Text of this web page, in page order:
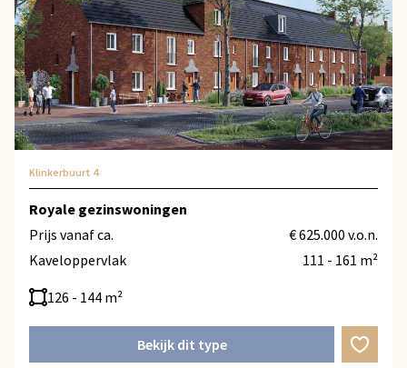
Klinkerbuurt 4
Royale gezinswoningen
Prijs vanaf ca.
€ 625.000 v.o.n.
Kaveloppervlak
111 - 161 m²
126 - 144 m²
Bekijk dit type